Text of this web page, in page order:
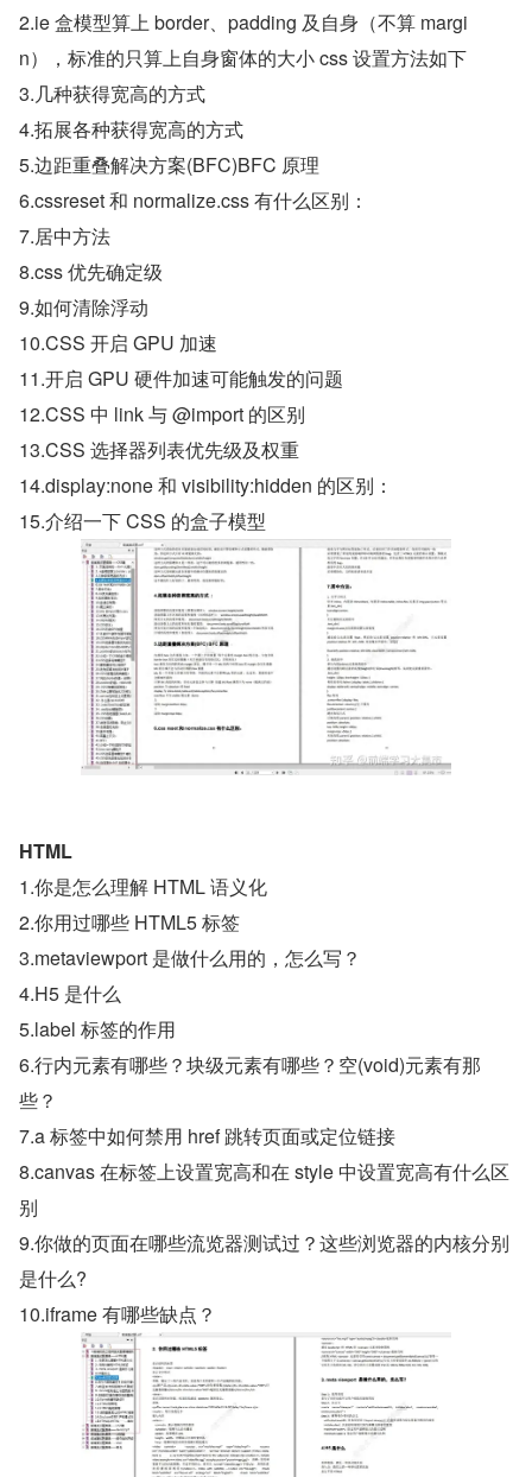
2.ie 盒模型算上 border、padding 及自身（不算 margi
n），标准的只算上自身窗体的大小 css 设置方法如下
3.几种获得宽高的方式
4.拓展各种获得宽高的方式
5.边距重叠解决方案(BFC)BFC 原理
6.cssreset 和 normalize.css 有什么区别：
7.居中方法
8.css 优先确定级
9.如何清除浮动
10.CSS 开启 GPU 加速
11.开启 GPU 硬件加速可能触发的问题
12.CSS 中 link 与 @import 的区别
13.CSS 选择器列表优先级及权重
14.display:none 和 visibility:hidden 的区别：
15.介绍一下 CSS 的盒子模型
HTML
1.你是怎么理解 HTML 语义化
2.你用过哪些 HTML5 标签
3.metaviewport 是做什么用的，怎么写？
4.H5 是什么
5.label 标签的作用
6.行内元素有哪些？块级元素有哪些？空(void)元素有那
些？
7.a 标签中如何禁用 href 跳转页面或定位链接
8.canvas 在标签上设置宽高和在 style 中设置宽高有什么区
别
9.你做的页面在哪些流览器测试过？这些浏览器的内核分别
是什么?
10.iframe 有哪些缺点？